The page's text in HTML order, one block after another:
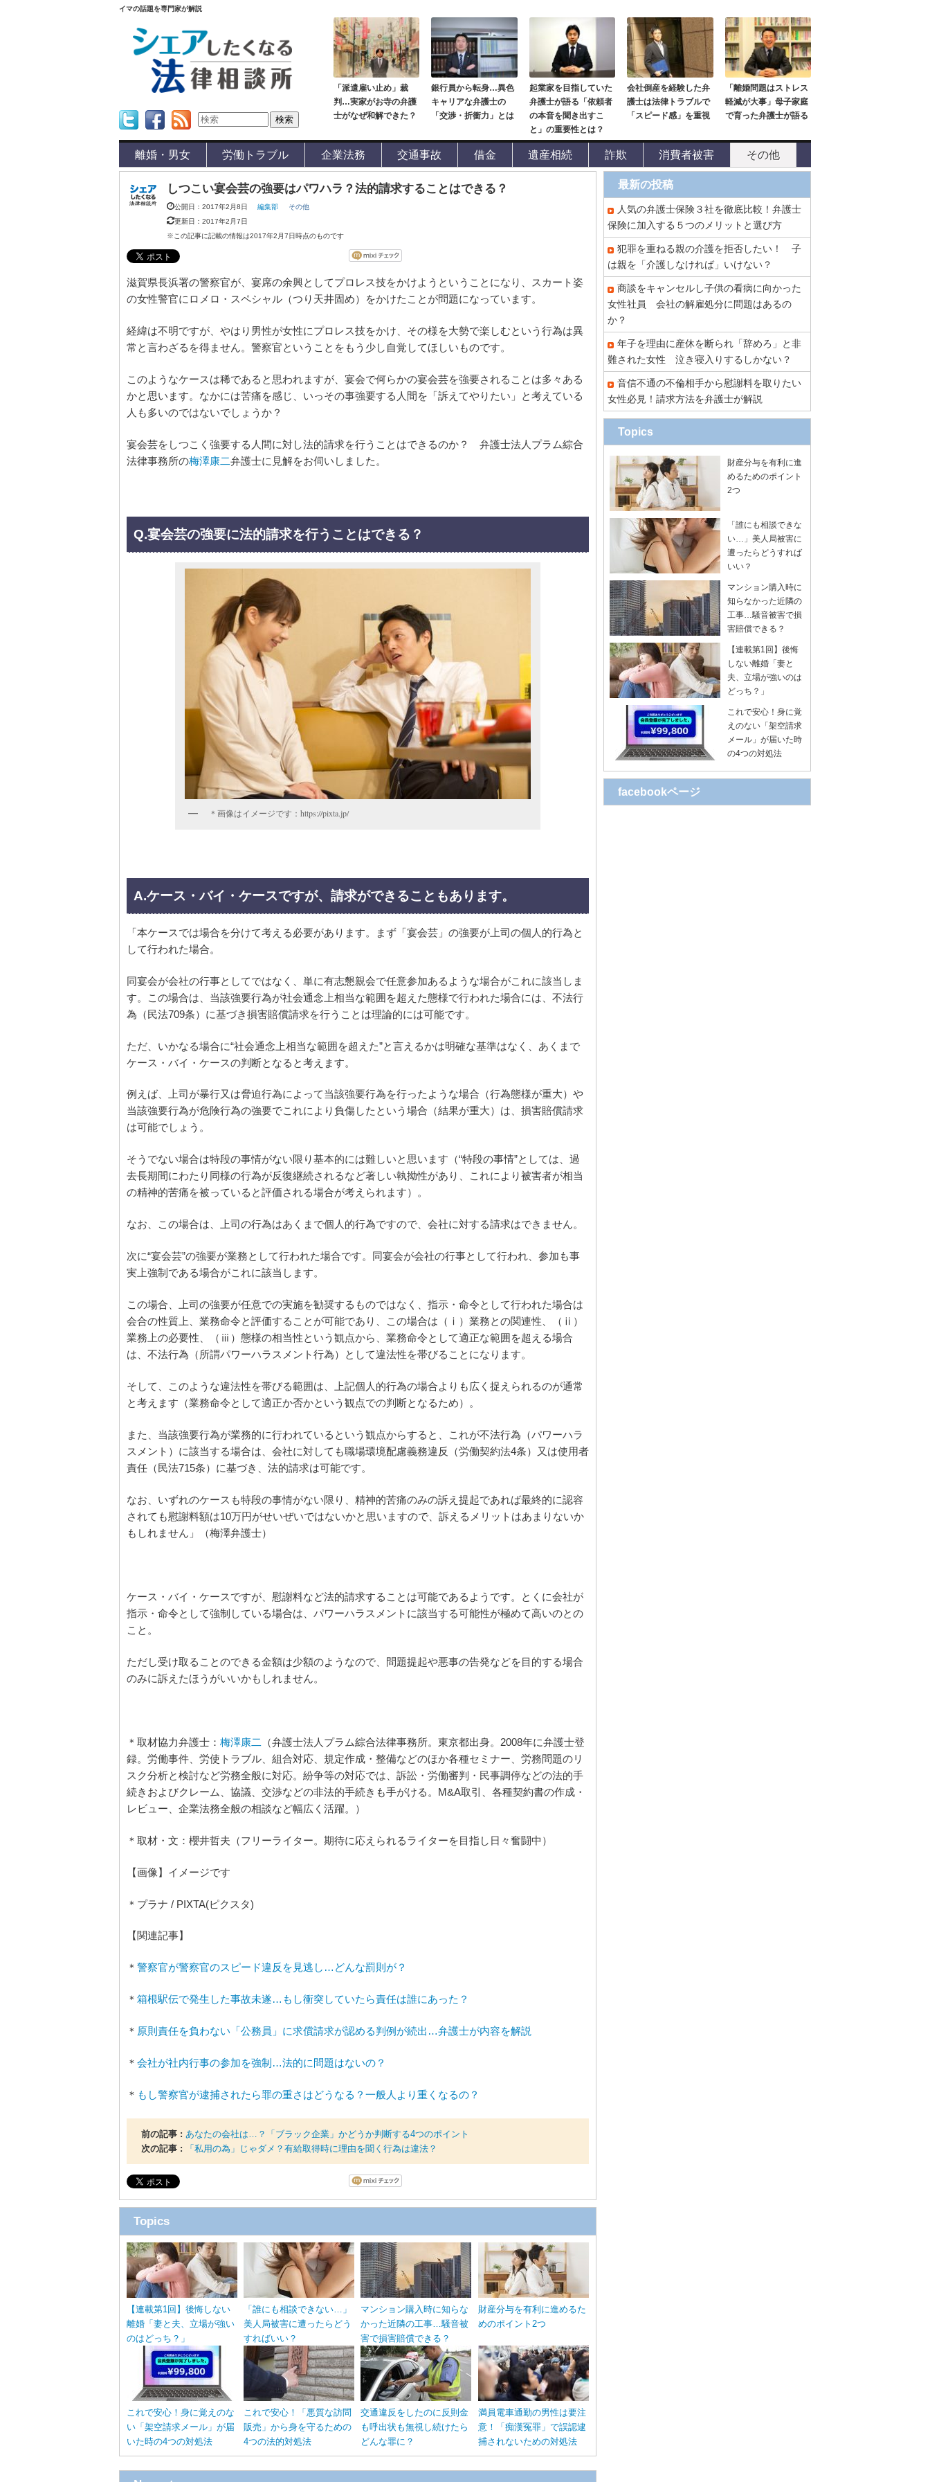
イマの話題を専門家が解説
「派遣雇い止め」裁
判…実家がお寺の弁護
士がなぜ和解できた？
銀行員から転身…異色
キャリアな弁護士の
「交渉・折衝力」とは
起業家を目指していた
弁護士が語る「依頼者
の本音を聞き出すこ
と」の重要性とは？
会社倒産を経験した弁
護士は法律トラブルで
「スピード感」を重視
「離婚問題はストレス
軽減が大事」母子家庭
で育った弁護士が語る
離婚・男女 労働トラブル 企業法務 交通事故 借金 遺産相続 詐欺 消費者被害 その他
しつこい宴会芸の強要はパワハラ？法的請求することはできる？
公開日：2017年2月8日 編集部
その他
更新日：2017年2月7日
※この記事に記載の情報は2017年2月7日時点のものです
滋賀県長浜署の警察官が、宴席の余興としてプロレス技をかけようということになり、スカート姿
の女性警官にロメロ・スペシャル（つり天井固め）をかけたことが問題になっています。
経緯は不明ですが、やはり男性が女性にプロレス技をかけ、その様を大勢で楽しむという行為は異
常と言わざるを得ません。警察官ということをもう少し自覚してほしいものです。
このようなケースは稀であると思われますが、宴会で何らかの宴会芸を強要されることは多々ある
かと思います。なかには苦痛を感じ、いっその事強要する人間を「訴えてやりたい」と考えている
人も多いのではないでしょうか？
宴会芸をしつこく強要する人間に対し法的請求を行うことはできるのか？ 弁護士法人プラム綜合
法律事務所の梅澤康二弁護士に見解をお伺いしました。
Q.宴会芸の強要に法的請求を行うことはできる？
＊画像はイメージです：https://pixta.jp/
A.ケース・バイ・ケースですが、請求ができることもあります。
「本ケースでは場合を分けて考える必要があります。まず「宴会芸」の強要が上司の個人的行為と
して行われた場合。
同宴会が会社の行事としてではなく、単に有志懇親会で任意参加あるような場合がこれに該当しま
す。この場合は、当該強要行為が社会通念上相当な範囲を超えた態様で行われた場合には、不法行
為（民法709条）に基づき損害賠償請求を行うことは理論的には可能です。
ただ、いかなる場合に“社会通念上相当な範囲を超えた”と言えるかは明確な基準はなく、あくまで
ケース・バイ・ケースの判断となると考えます。
例えば、上司が暴行又は脅迫行為によって当該強要行為を行ったような場合（行為態様が重大）や
当該強要行為が危険行為の強要でこれにより負傷したという場合（結果が重大）は、損害賠償請求
は可能でしょう。
そうでない場合は特段の事情がない限り基本的には難しいと思います（“特段の事情”としては、過
去長期間にわたり同様の行為が反復継続されるなど著しい執拗性があり、これにより被害者が相当
の精神的苦痛を被っていると評価される場合が考えられます）。
なお、この場合は、上司の行為はあくまで個人的行為ですので、会社に対する請求はできません。
次に“宴会芸”の強要が業務として行われた場合です。同宴会が会社の行事として行われ、参加も事
実上強制である場合がこれに該当します。
この場合、上司の強要が任意での実施を勧奨するものではなく、指示・命令として行われた場合は
会合の性質上、業務命令と評価することが可能であり、この場合は（ⅰ）業務との関連性、（ⅱ）
業務上の必要性、（ⅲ）態様の相当性という観点から、業務命令として適正な範囲を超える場合
は、不法行為（所謂パワーハラスメント行為）として違法性を帯びることになります。
そして、このような違法性を帯びる範囲は、上記個人的行為の場合よりも広く捉えられるのが通常
と考えます（業務命令として適正か否かという観点での判断となるため）。
また、当該強要行為が業務的に行われているという観点からすると、これが不法行為（パワーハラ
スメント）に該当する場合は、会社に対しても職場環境配慮義務違反（労働契約法4条）又は使用者
責任（民法715条）に基づき、法的請求は可能です。
なお、いずれのケースも特段の事情がない限り、精神的苦痛のみの訴え提起であれば最終的に認容
されても慰謝料額は10万円がせいぜいではないかと思いますので、訴えるメリットはあまりないか
もしれません」（梅澤弁護士）
ケース・バイ・ケースですが、慰謝料など法的請求することは可能であるようです。とくに会社が
指示・命令として強制している場合は、パワーハラスメントに該当する可能性が極めて高いのとの
こと。
ただし受け取ることのできる金額は少額のようなので、問題提起や悪事の告発などを目的する場合
のみに訴えたほうがいいかもしれません。
＊取材協力弁護士： 梅澤康二
（弁護士法人プラム綜合法律事務所。東京都出身。2008年に弁護士登
録。労働事件、労使トラブル、組合対応、規定作成・整備などのほか各種セミナー、労務問題のリ
スク分析と検討など労務全般に対応。紛争等の対応では、訴訟・労働審判・民事調停などの法的手
続きおよびクレーム、協議、交渉などの非法的手続きも手がける。M&A取引、各種契約書の作成・
レビュー、企業法務全般の相談など幅広く活躍。）
＊取材・文：櫻井哲夫（フリーライター。期待に応えられるライターを目指し日々奮闘中）
【画像】イメージです
＊プラナ / PIXTA(ピクスタ)
【関連記事】
＊ 警察官が警察官のスピード違反を見逃し…どんな罰則が？
＊ 箱根駅伝で発生した事故未遂…もし衝突していたら責任は誰にあった？
＊ 原則責任を負わない「公務員」に求償請求が認める判例が続出…弁護士が内容を解説
＊ 会社が社内行事の参加を強制…法的に問題はないの？
＊ もし警察官が逮捕されたら罪の重さはどうなる？一般人より重くなるの？
前の記事 : あなたの会社は…？「ブラック企業」かどうか判断する4つのポイント
次の記事 :
「私用の為」じゃダメ？有給取得時に理由を聞く行為は違法？
Topics
【連載第1回】後悔しない
離婚「妻と夫、立場が強い
のはどっち？」
「誰にも相談できない…」
美人局被害に遭ったらどう
すればいい？
マンション購入時に知らな
かった近隣の工事…騒音被
害で損害賠償できる？
財産分与を有利に進めるた
めのポイント2つ
これで安心！身に覚えのな
い「架空請求メール」が届
いた時の4つの対処法
これで安心！「悪質な訪問
販売」から身を守るための
4つの法的対処法
交通違反をしたのに反則金
も呼出状も無視し続けたら
どんな罪に？
満員電車通勤の男性は要注
意！「痴漢冤罪」で誤認逮
捕されないための対処法
最新の投稿
人気の弁護士保険３社を徹底比較！弁護士
保険に加入する５つのメリットと選び方
犯罪を重ねる親の介護を拒否したい！ 子
は親を「介護しなければ」いけない？
商談をキャンセルし子供の看病に向かった
女性社員 会社の解雇処分に問題はあるの
か？
年子を理由に産休を断られ「辞めろ」と非
難された女性 泣き寝入りするしかない？
音信不通の不倫相手から慰謝料を取りたい
女性必見！請求方法を弁護士が解説
Topics
財産分与を有利に進
めるためのポイント
2つ
「誰にも相談できな
い…」美人局被害に
遭ったらどうすれば
いい？
マンション購入時に
知らなかった近隣の
工事…騒音被害で損
害賠償できる？
【連載第1回】後悔
しない離婚「妻と
夫、立場が強いのは
どっち？」
これで安心！身に覚
えのない「架空請求
メール」が届いた時
の4つの対処法
facebookページ